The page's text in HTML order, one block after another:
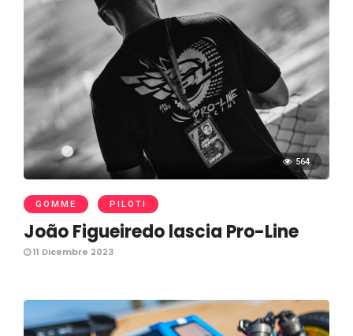
564
GOMME PILOTI
João Figueiredo lascia Pro-Line
11 Dicembre 2023